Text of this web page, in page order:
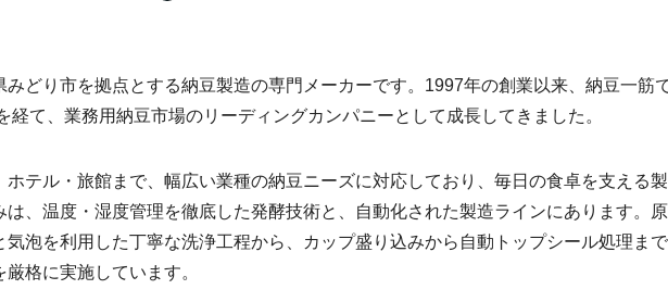
どり市を拠点とする納豆製造の専門メーカーです。1997年の創業以来、納豆一筋
経て、業務用納豆市場のリーディングカンパニーとして成長してきました。
テル・旅館まで、幅広い業種の納豆ニーズに対応しており、毎日の食卓を支える
は、温度・湿度管理を徹底した発酵技術と、自動化された製造ラインにあります。
泡を利用した丁寧な洗浄工程から、カップ盛り込みから自動トップシール処理ま
格に実施しています。